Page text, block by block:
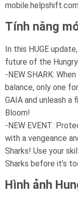
Tính năng
In this HUGE
future of the
-NEW SHARK:
balance, only one
GAIA and unleash
Bloom!
-NEW EVENT:
with a vengeance
Sharks! Use your
Sharks before it’s
Hình ảnh